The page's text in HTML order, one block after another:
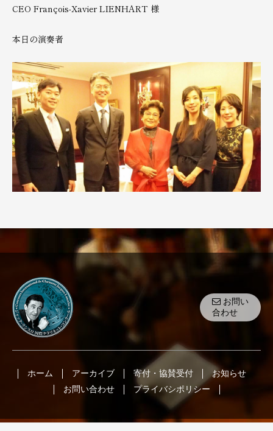
CEO François-Xavier LIENHART 様
本日の演奏者
お問い
合わせ
ホーム アーカイブ 寄付・協賛受付
お知らせ
お問い合わせ
プライバシポリシー